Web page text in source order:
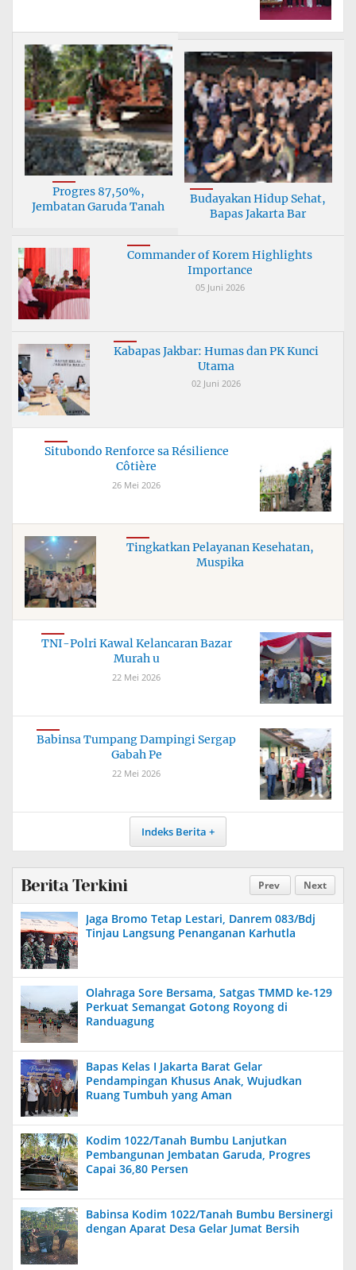
Progres 87,50%,
Jembatan Garuda Tanah
Budayakan Hidup Sehat,
Bapas Jakarta Bar
Commander of Korem Highlights
Importance
05 Juni 2026
Kabapas Jakbar: Humas dan PK Kunci
Utama
02 Juni 2026
Situbondo Renforce sa Résilience
Côtière
26 Mei 2026
Tingkatkan Pelayanan Kesehatan,
Muspika
TNI-Polri Kawal Kelancaran Bazar
Murah u
22 Mei 2026
Babinsa Tumpang Dampingi Sergap
Gabah Pe
22 Mei 2026
Indeks Berita
Prev Next
Berita Terkini
Jaga Bromo Tetap Lestari, Danrem 083/Bdj
Tinjau Langsung Penanganan Karhutla
Olahraga Sore Bersama, Satgas TMMD ke-129
Perkuat Semangat Gotong Royong di
Randuagung
Bapas Kelas I Jakarta Barat Gelar
Pendampingan Khusus Anak, Wujudkan
Ruang Tumbuh yang Aman
Kodim 1022/Tanah Bumbu Lanjutkan
Pembangunan Jembatan Garuda, Progres
Capai 36,80 Persen
Babinsa Kodim 1022/Tanah Bumbu Bersinergi
dengan Aparat Desa Gelar Jumat Bersih